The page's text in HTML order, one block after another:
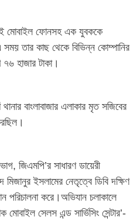
মোবাইল ফোনসহ এক যুবককে
তার কাছ থেকে বিভিন্ন কোম্পানির
হাজার টাকা।
বাংলাবাজার এলাকার মৃত সজিবের
জিএমপি’র সাধারণ ডায়েরী
ইসলামের নেতৃত্বে ডিবি দক্ষিণ
পরিচালনা করে।অভিযান চলাকালে
মোবাইল সেলস এন্ড সার্ভিসিং সেন্টার’-